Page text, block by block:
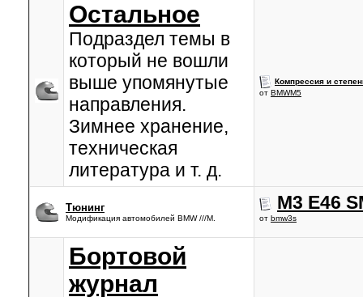
Остальное
Подраздел темы в
который не вошли
выше упомянутые
направления.
Зимнее хранение,
техническая
литература и т. д.
Компрессия и
от BMWM5
Тюнинг
Модификация автомобилей BMW ///M.
M3 E46
от bmw3s
Бортовой
журнал